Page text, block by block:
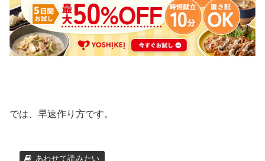
では、早速作り方です。